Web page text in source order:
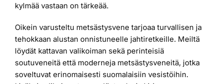
kylmää vastaan on tärkeää.
Oikein varusteltu metsästysvene tarjoaa turvallisen ja
tehokkaan alustan onnistuneelle jahtiretkeille. Meiltä
löydät kattavan valikoiman sekä perinteisiä
soutuveneitä että moderneja metsästysveneitä, jotka
soveltuvat erinomaisesti suomalaisiin vesistöihin.